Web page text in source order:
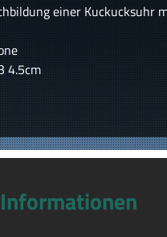
einer Kuckucksuhr
4.5cm